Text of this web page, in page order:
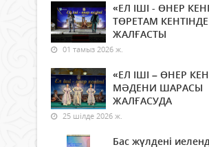
«ЕЛ ІШІ - ӨНЕР
ТӨРЕТАМ КЕНТІНДЕ
ЖАЛҒАСТЫ
01 тамыз 2026 ж.
«ЕЛ ІШІ – ӨНЕР
МӘДЕНИ ШАРАСЫ
ЖАЛҒАСУДА
25 шілде 2026 ж.
Бас жүлдені